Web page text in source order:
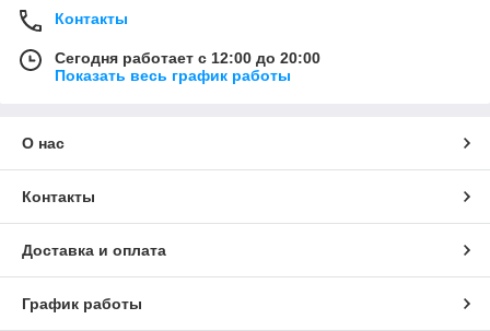
Контакты
Сегодня работает с 12:00 до 20:00
Показать весь график работы
О нас
Контакты
Доставка и оплата
График работы